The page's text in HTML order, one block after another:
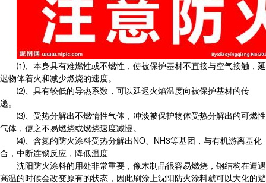
⑴、本身具有难燃性或不燃性，使被保护基材不直接与空气接触，延
迟物体着火和减少燃烧的速度。
⑵、具有较低的导热系数，可以延迟火焰温度向被保护基材的传
递。
⑶、受热分解出不燃惰性气体，冲淡被保护物体受热分解出的可燃性
气体，使之不易燃烧或燃烧速度减慢。
⑷、含氮的防火涂料受热分解出NO、NH3等基团，与有机游离基化
合，中断连锁反应，降低温度
沈阳防火涂料的用处非常重要，像木制品很容易燃烧，钢结构在遭遇
高温的时候会改变原有的状态，因此刷涂上沈阳防火涂料就可以大化的避